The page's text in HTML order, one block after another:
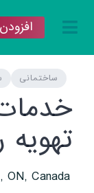
ساختمانی
تهویه
ON, Canada